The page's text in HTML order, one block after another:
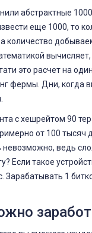
абстрактные
еще 1000, то
количество
это расчет на
фермы. Дни, когда
с хешрейтом 90
от 100 тысяч
невозможно, ведь
Если такое
Зарабатывать 1